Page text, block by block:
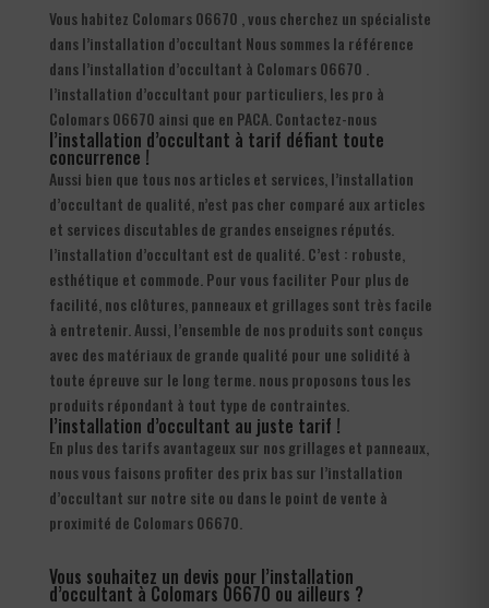
Vous habitez Colomars 06670 , vous cherchez un spécialiste
dans l’installation d’occultant Nous sommes la référence
dans l’installation d’occultant à Colomars 06670 .
l’installation d’occultant pour particuliers, les pro à
Colomars 06670 ainsi que en PACA. Contactez-nous
l’installation d’occultant à tarif défiant toute
concurrence !
Aussi bien que tous nos articles et services, l’installation
d’occultant de qualité, n’est pas cher comparé aux articles
et services discutables de grandes enseignes réputés.
l’installation d’occultant est de qualité. C’est : robuste,
esthétique et commode. Pour vous faciliter Pour plus de
facilité, nos clôtures, panneaux et grillages sont très facile
à entretenir. Aussi, l’ensemble de nos produits sont conçus
avec des matériaux de grande qualité pour une solidité à
toute épreuve sur le long terme. nous proposons tous les
produits répondant à tout type de contraintes.
l’installation d’occultant au juste tarif !
En plus des tarifs avantageux sur nos grillages et panneaux,
nous vous faisons profiter des prix bas sur l’installation
d’occultant sur notre site ou dans le point de vente à
proximité de Colomars 06670.
Vous souhaitez un devis pour l’installation
d’occultant à Colomars 06670 ou ailleurs ?